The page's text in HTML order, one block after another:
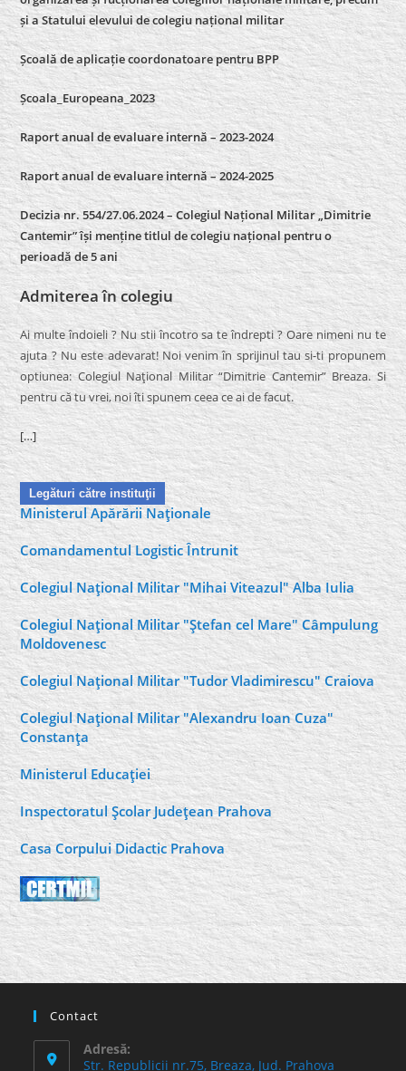
și a Statului elevului de colegiu național militar
Școală de aplicație coordonatoare pentru BPP
Școala_Europeana_2023
Raport anual de evaluare internă – 2023-2024
Raport anual de evaluare internă –2024-2025
Decizia nr. 554/27.06.2024 – Colegiul Național Militar „Dimitrie
Cantemir” își menține titlul de colegiu național pentru o
perioadă de 5 ani
Admiterea în colegiu
Ai multe îndoieli ? Nu stii încotro sa te îndrepti ? Oare nimeni nu te
ajuta ? Nu este adevarat! Noi venim în sprijinul tau si-ti propunem
optiunea: Colegiul Naţional Militar “Dimitrie Cantemir” Breaza. Si
pentru că tu vrei, noi îti spunem ceea ce ai de facut.
[…]
Legături către instituţii
Ministerul Apărării Naţionale
Comandamentul Logistic Întrunit
Colegiul Naţional Militar "Mihai Viteazul" Alba Iulia
Colegiul Naţional Militar "Ştefan cel Mare" Câmpulung
Moldovenesc
Colegiul Naţional Militar "Tudor Vladimirescu" Craiova
Colegiul Naţional Militar "Alexandru Ioan Cuza"
Constanţa
Ministerul Educaţiei
Inspectoratul Şcolar Judeţean Prahova
Casa Corpului Didactic Prahova
Contact
Adresă:
Str. Republicii nr.75, Breaza, Jud. Prahova